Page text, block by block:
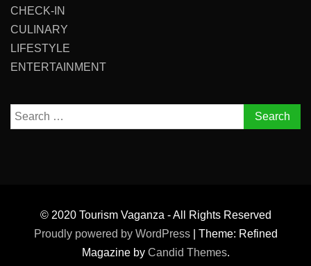
CHECK-IN
CULINARY
LIFESTYLE
ENTERTAINMENT
Search
for:
© 2020 Tourism Vaganza - All Rights Reserved
Proudly powered by WordPress
Theme: Refined
Magazine by Candid Themes.